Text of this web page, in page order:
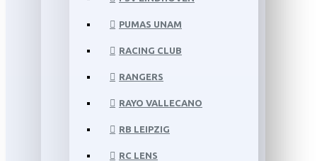
PUMAS UNAM
RACING CLUB
RANGERS
RAYO VALLECANO
RB LEIPZIG
RC LENS